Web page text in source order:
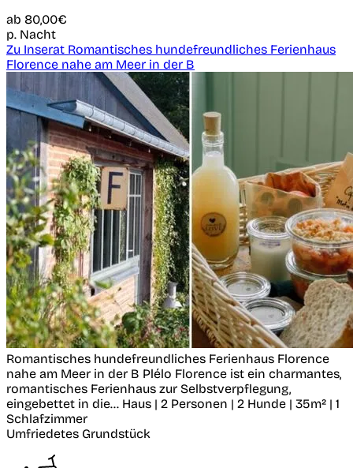
ab 80,00€
p. Nacht
Zu Inserat Romantisches hundefreundliches Ferienhaus
Florence nahe am Meer in der B
Romantisches hundefreundliches Ferienhaus Florence
nahe am Meer in der B Plélo Florence ist ein charmantes,
romantisches Ferienhaus zur Selbstverpflegung,
eingebettet in die... Haus | 2 Personen | 2 Hunde | 35m² | 1
Schlafzimmer
Umfriedetes Grundstück